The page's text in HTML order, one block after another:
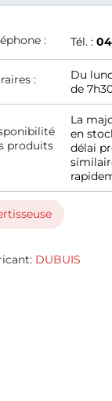
: Tél. :
:
Du
de
produits
La
en
délai
DUBUIS